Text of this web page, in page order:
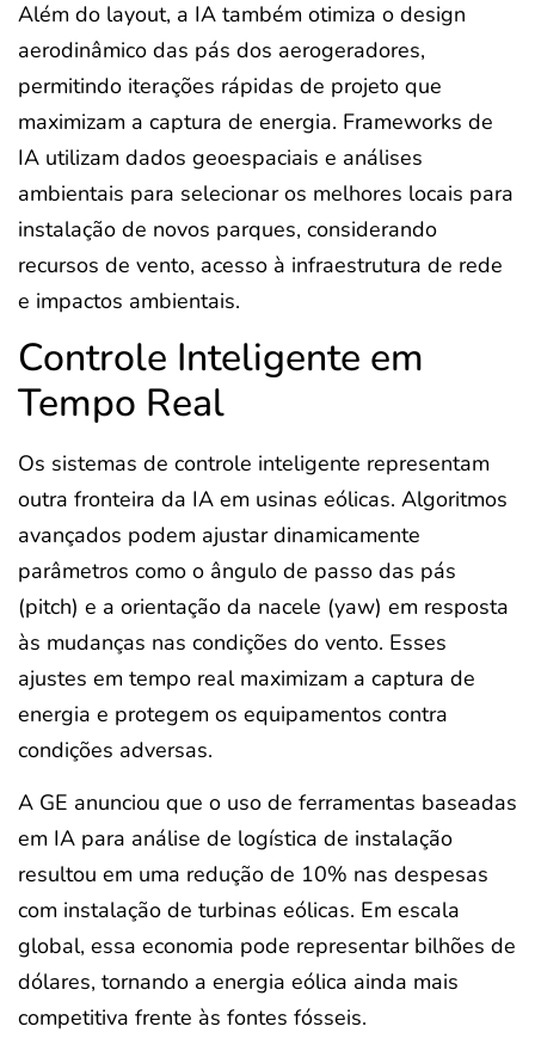
Além do layout, a IA também otimiza o design
aerodinâmico das pás dos aerogeradores,
permitindo iterações rápidas de projeto que
maximizam a captura de energia. Frameworks de
IA utilizam dados geoespaciais e análises
ambientais para selecionar os melhores locais para
instalação de novos parques, considerando
recursos de vento, acesso à infraestrutura de rede
e impactos ambientais.
Controle Inteligente em
Tempo Real
Os sistemas de controle inteligente representam
outra fronteira da IA em usinas eólicas. Algoritmos
avançados podem ajustar dinamicamente
parâmetros como o ângulo de passo das pás
(pitch) e a orientação da nacele (yaw) em resposta
às mudanças nas condições do vento. Esses
ajustes em tempo real maximizam a captura de
energia e protegem os equipamentos contra
condições adversas.
A GE anunciou que o uso de ferramentas baseadas
em IA para análise de logística de instalação
resultou em uma redução de 10% nas despesas
com instalação de turbinas eólicas. Em escala
global, essa economia pode representar bilhões de
dólares, tornando a energia eólica ainda mais
competitiva frente às fontes fósseis.